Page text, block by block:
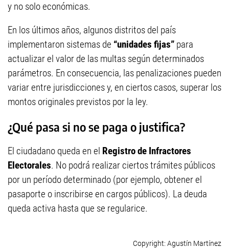
y no solo económicas.
En los últimos años, algunos distritos del país
implementaron sistemas de “unidades fijas” para
actualizar el valor de las multas según determinados
parámetros. En consecuencia, las penalizaciones pueden
variar entre jurisdicciones y, en ciertos casos, superar los
montos originales previstos por la ley.
¿Qué pasa si no se paga o justifica?
El ciudadano queda en el Registro de Infractores
Electorales. No podrá realizar ciertos trámites públicos
por un período determinado (por ejemplo, obtener el
pasaporte o inscribirse en cargos públicos). La deuda
queda activa hasta que se regularice.
Agustín Martínez